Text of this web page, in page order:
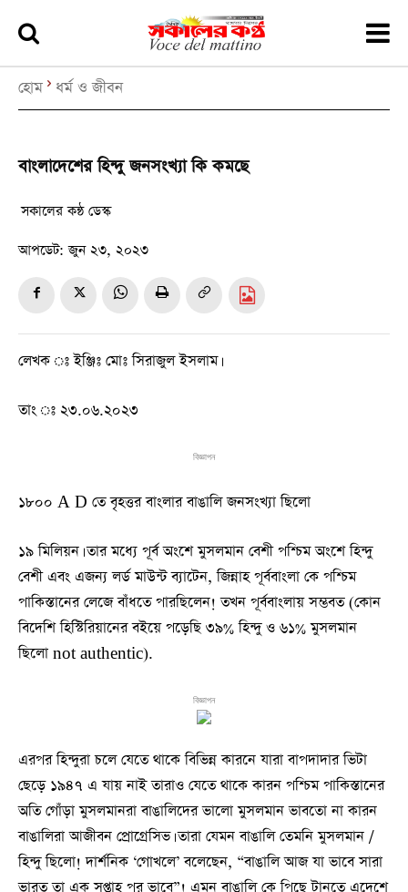
হোম ধর্ম ও জীবন
বাংলাদেশের হিন্দু জনসংখ্যা কি কমছে
সকালের কন্ঠ ডেস্ক
আপডেট: জুন ২৩, ২০২৩
লেখক ঃ ইঞ্জিঃ মোঃ সিরাজুল ইসলাম।
তাং ঃ ২৩.০৬.২০২৩
বিজ্ঞাপন
১৮০০ A D তে বৃহত্তর বাংলার বাঙালি জনসংখ্যা ছিলো
১৯ মিলিয়ন। তার মধ্যে পূর্ব অংশে মুসলমান বেশী পশ্চিম অংশে হিন্দু
বেশী এবং এজন্য লর্ড মাউন্ট ব্যাটেন, জিন্নাহ পূর্ববাংলা কে পশ্চিম
পাকিস্তানের লেজে বাঁধতে পারছিলেন! তখন পূর্ববাংলায় সম্ভবত (কোন
বিদেশি হিস্টিরিয়ানের বইয়ে পড়েছি ৩৯% হিন্দু ও ৬১% মুসলমান
ছিলো not authentic).
বিজ্ঞাপন
এরপর হিন্দুরা চলে যেতে থাকে বিভিন্ন কারনে যারা বাপদাদার ভিটা
ছেড়ে ১৯৪৭ এ যায় নাই তারাও যেতে থাকে কারন পশ্চিম পাকিস্তানের
অতি গোঁড়া মুসলমানরা বাঙালিদের ভালো মুসলমান ভাবতো না কারন
বাঙালিরা আজীবন প্রোগ্রেসিভ। তারা যেমন বাঙালি তেমনি মুসলমান /
হিন্দু ছিলো! দার্শনিক ‘গোখলে’ বলেছেন, “বাঙালি আজ যা ভাবে সারা